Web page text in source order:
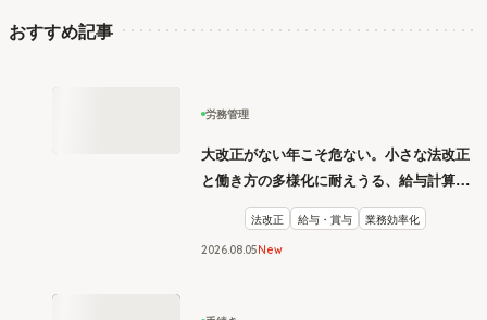
おすすめ記事
労務管理
大改正がない年こそ危ない。小さな法改正
と働き方の多様化に耐えうる、給与計算と
リスク管理
法改正 給与・賞与 業務効率化
2026.08 05New